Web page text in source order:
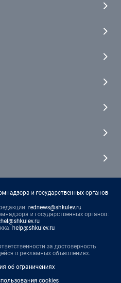
и государственных органов
rednews@shkulev.ru
и государственных органов:
help@shkulev.ru
за достоверность
в рекламных объявлениях.
об ограничениях
cookies